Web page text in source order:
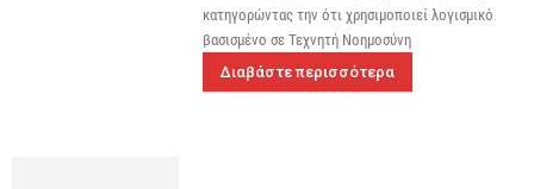
κατηγορώντας την ότι χρησιμοποιεί λογισμικό
βασισμένο σε Τεχνητή Νοημοσύνη
Διαβάστε περισσότερα